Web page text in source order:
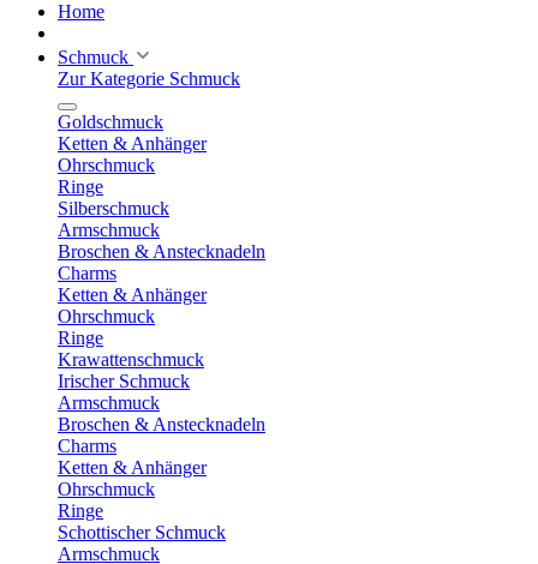
Home
Schmuck
Zur Kategorie Schmuck
Goldschmuck
Ketten & Anhänger
Ohrschmuck
Ringe
Silberschmuck
Armschmuck
Broschen & Anstecknadeln
Charms
Ketten & Anhänger
Ohrschmuck
Ringe
Krawattenschmuck
Irischer Schmuck
Armschmuck
Broschen & Anstecknadeln
Charms
Ketten & Anhänger
Ohrschmuck
Ringe
Schottischer Schmuck
Armschmuck